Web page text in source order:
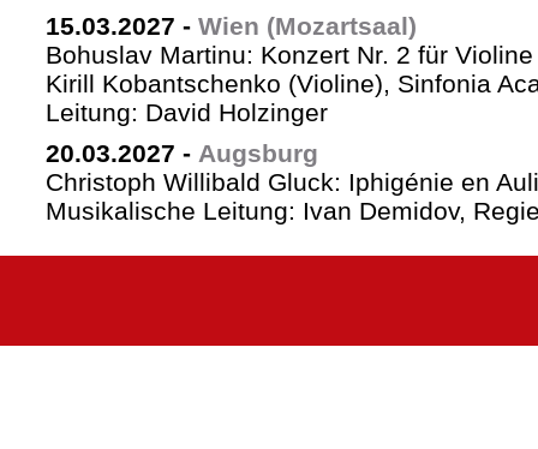
15.03.2027 - Wien (Mozartsaal)
Bohuslav Martinu: Konzert Nr. 2 für
Kirill Kobantschenko (Violine), Sinfonia
Leitung: David Holzinger
20.03.2027 - Augsburg
Christoph Willibald Gluck: Iphigénie en
Musikalische Leitung: Ivan Demidov,